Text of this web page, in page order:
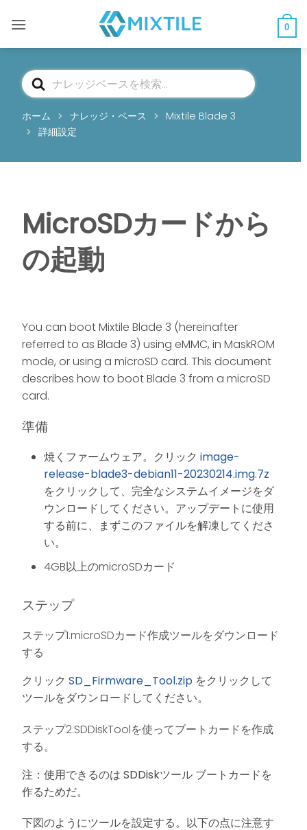
プ
0
検
索
ホーム
ナレッジ・ベース
Mixtile Blade 3
詳細設定
MicroSDカードから
の起動
You can boot Mixtile Blade 3 (hereinafter
referred to as Blade 3) using eMMC, in MaskROM
mode, or using a microSD card. This document
describes how to boot Blade 3 from a microSD
card.
準備
焼くファームウェア。クリック image-
release-blade3-debian11-20230214.img.7z
をクリックして、完全なシステムイメージをダ
ウンロードしてください。アップデートに使用
する前に、まずこのファイルを解凍してくださ
い。
4GB以上のmicroSDカード
ステップ
ステップ1.microSDカード作成ツールをダウンロード
する
クリック SD_Firmware_Tool.zip をクリックして
ツールをダウンロードしてください。
ステップ2.SDDiskToolを使ってブートカードを作成
する。
注：使用できるのは SDDiskツール ブートカードを
作るためだ。
下図のようにツールを設定する。以下の点に注意す